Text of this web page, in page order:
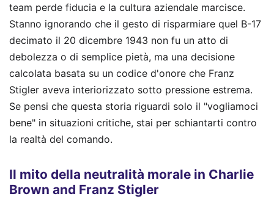
team perde fiducia e la cultura aziendale marcisce.
Stanno ignorando che il gesto di risparmiare quel B-17
decimato il 20 dicembre 1943 non fu un atto di
debolezza o di semplice pietà, ma una decisione
calcolata basata su un codice d'onore che Franz
Stigler aveva interiorizzato sotto pressione estrema.
Se pensi che questa storia riguardi solo il "vogliamoci
bene" in situazioni critiche, stai per schiantarti contro
la realtà del comando.
Il mito della neutralità morale in Charlie
Brown and Franz Stigler